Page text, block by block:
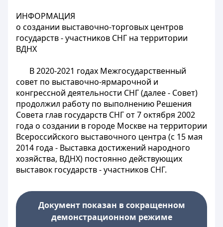
ИНФОРМАЦИЯ
о создании выставочно-торговых центров
государств - участников СНГ на территории
ВДНХ
В 2020-2021 годах Межгосударственный
совет по выставочно-ярмарочной и
конгрессной деятельности СНГ (далее - Совет)
продолжил работу по выполнению Решения
Совета глав государств СНГ от 7 октября 2002
года о создании в городе Москве на территории
Всероссийского выставочного центра (с 15 мая
2014 года - Выставка достижений народного
хозяйства, ВДНХ) постоянно действующих
выставок государств - участников СНГ.
Документ показан в сокращенном
демонстрационном режиме